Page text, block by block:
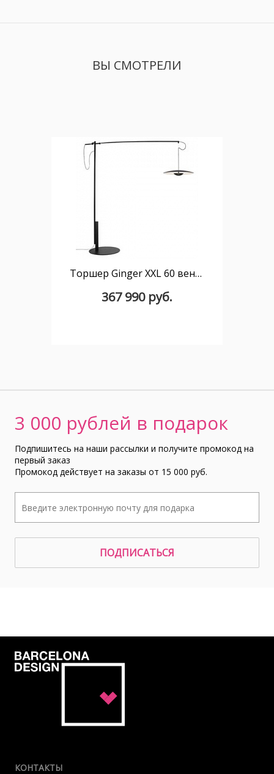
ВЫ СМОТРЕЛИ
Торшер Ginger XXL 60 венге-белый
367 990 руб.
3 000 рублей в подарок
Подпишитесь на наши рассылки и получите промокод на
первый заказ
Промокод действует на заказы от 15 000 руб.
ПОДПИСАТЬСЯ
КОНТАКТЫ